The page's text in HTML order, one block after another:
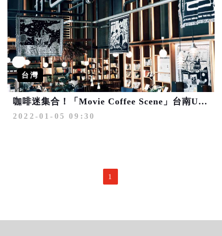
台灣
咖啡迷集合！「Movie Coffee Scene」台南U.I.J Hotel & Hostel開展
2022-01-05 09:30
1